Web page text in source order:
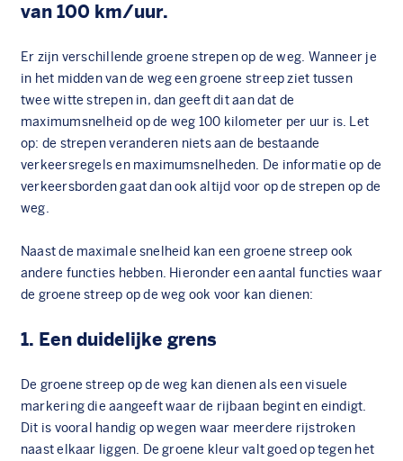
van 100 km/uur.
Er zijn verschillende groene strepen op de weg. Wanneer je
in het midden van de weg een groene streep ziet tussen
twee witte strepen in, dan geeft dit aan dat de
maximumsnelheid op de weg 100 kilometer per uur is. Let
op: de strepen veranderen niets aan de bestaande
verkeersregels en maximumsnelheden. De informatie op de
verkeersborden gaat dan ook altijd voor op de strepen op de
weg.
Naast de maximale snelheid kan een groene streep ook
andere functies hebben. Hieronder een aantal functies waar
de groene streep op de weg ook voor kan dienen:
1. Een duidelijke grens
De groene streep op de weg kan dienen als een visuele
markering die aangeeft waar de rijbaan begint en eindigt.
Dit is vooral handig op wegen waar meerdere rijstroken
naast elkaar liggen. De groene kleur valt goed op tegen het